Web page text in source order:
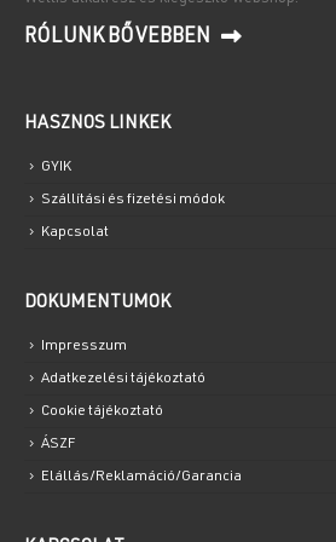
RÓLUNK BŐVEBBEN
HASZNOS LINKEK
GYIK
Szállítási és fizetési módok
Kapcsolat
DOKUMENTUMOK
Impresszum
Adatkezelési tájékoztató
Cookie tájékoztató
ÁSZF
Elállás/Reklamáció/Garancia